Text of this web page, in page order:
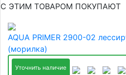
С ЭТИМ ТОВАРОМ ПОКУПАЮТ
AQUA PRIMER 2900-02
(морилка)
Уточнить наличие